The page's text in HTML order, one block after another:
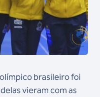
brasileiro foi
vieram com as